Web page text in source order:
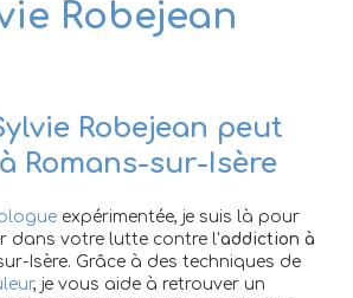
Robejean
Robejean peut
Romans-sur-Isère
expérimentée, je suis là pour
dans votre lutte contre l'addiction à
Isère. Grâce à des techniques de
, je vous aide à retrouver un